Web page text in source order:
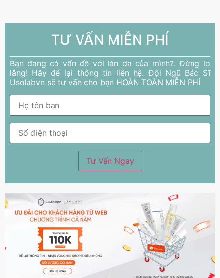
TƯ VẤN MIỄN PHÍ
Bạn đang có vấn đề với làn da của mình?. Đừng lo
lắng! Hãy để lại thông tin liên hệ. Đội Ngũ Bác Sĩ
Usolabvn sẽ tư vấn cho bạn HOÀN TOÀN MIỄN PHÍ